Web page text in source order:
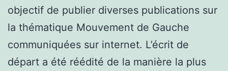
objectif de publier diverses publications sur
la thématique Mouvement de Gauche
communiquées sur internet. L’écrit de
départ a été réédité de la manière la plus